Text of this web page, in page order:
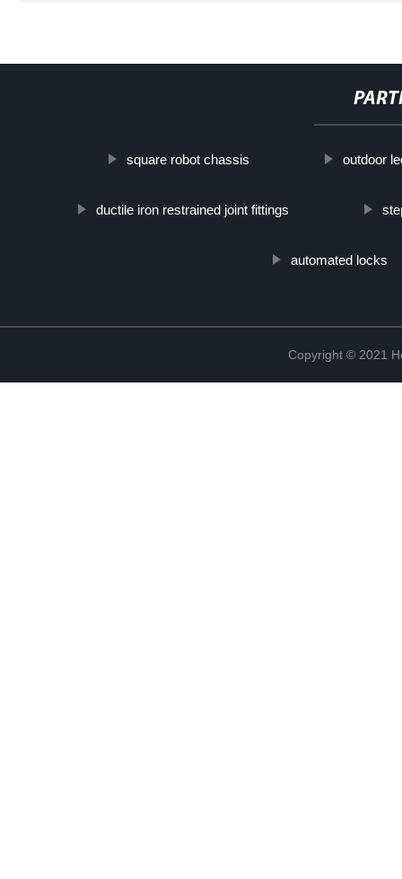
square robot chassis outdoor
ductile iron restrained joint fittings
automated locks
Copyright © 2021